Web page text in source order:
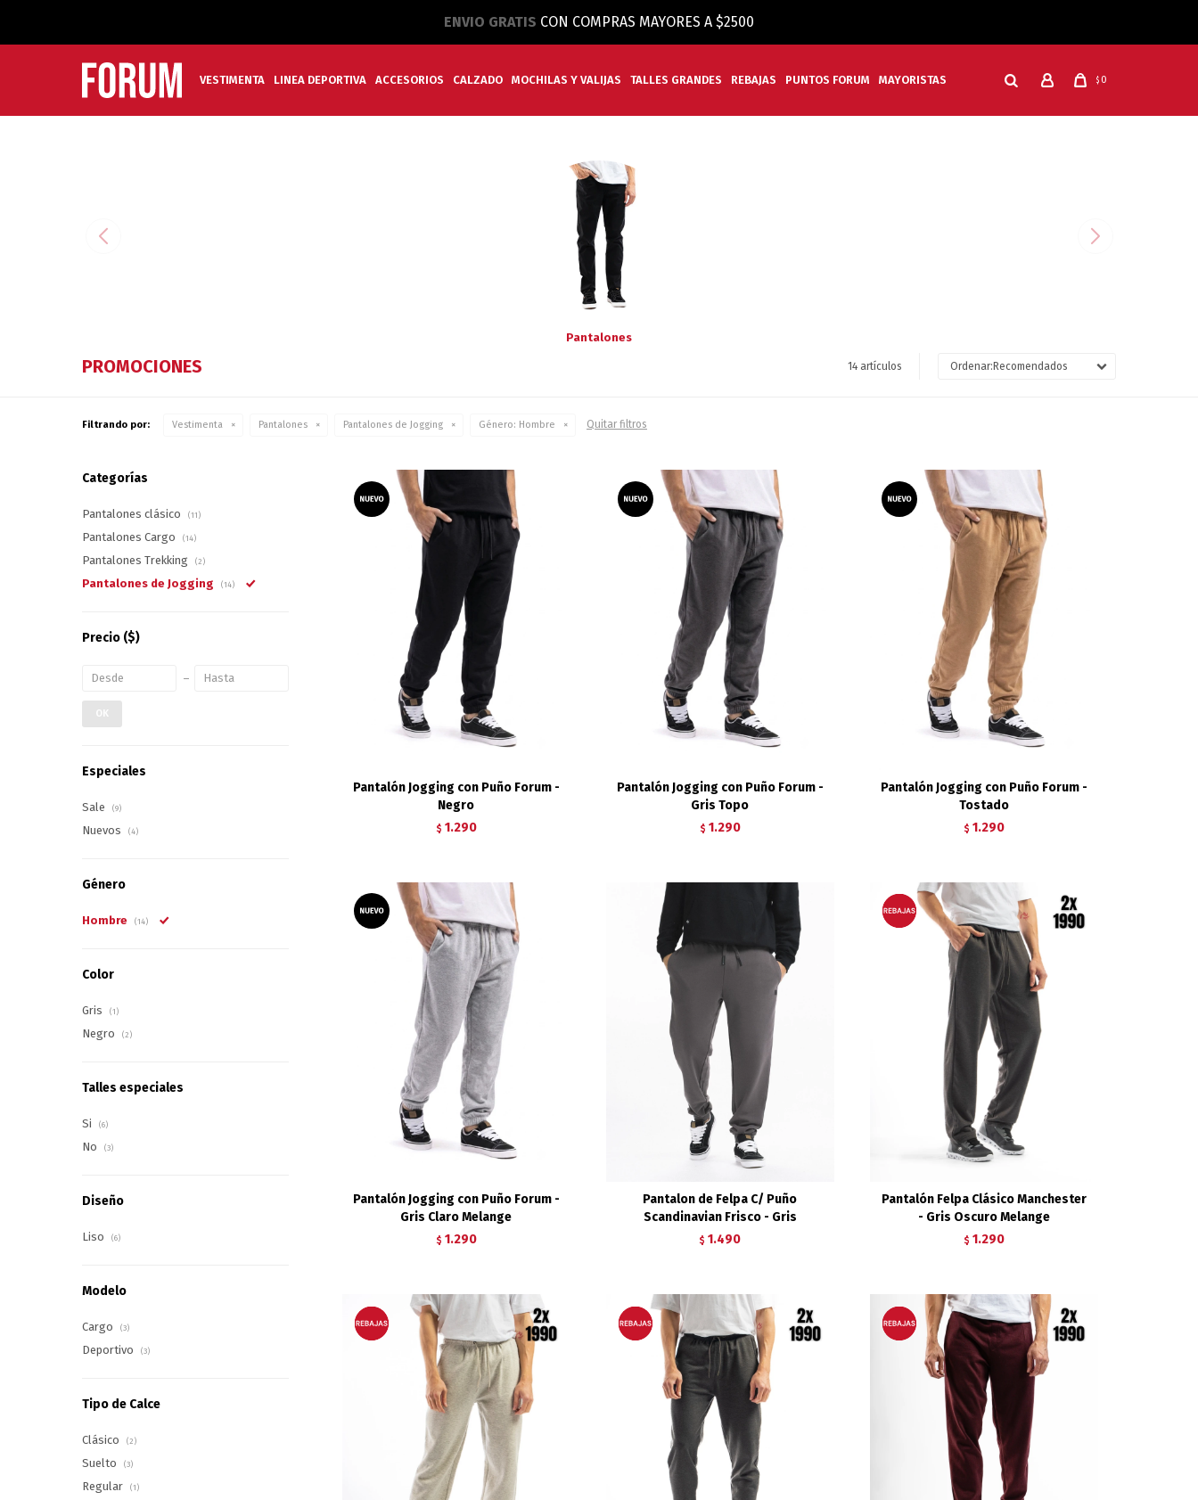
ENVIO GRATIS CON COMPRAS MAYORES A $2500
VESTIMENTA LINEA DEPORTIVA ACCESORIOS CALZADO MOCHILAS Y VALIJAS TALLES GRANDES REBAJAS PUNTOS FORUM MAYORISTAS $ 0
Pantalones
PROMOCIONES 14 artículos Recomendados
Filtrando por: Vestimenta Pantalones Pantalones de Jogging Género: Hombre Quitar filtros
Pantalón Jogging con Puño Forum -
Negro
$ 1.290
Pantalón Jogging con Puño Forum -
Gris Topo
$ 1.290
Pantalón Jogging con Puño Forum -
Tostado
$ 1.290
Pantalón Jogging con Puño Forum -
Gris Claro Melange
$ 1.290
Pantalon de Felpa C/ Puño
Scandinavian Frisco - Gris
$ 1.490
Pantalón Felpa Clásico Manchester
- Gris Oscuro Melange
$ 1.290
Categorías
Pantalones clásico (11)
Pantalones Cargo (14)
Pantalones Trekking (2)
Pantalones de Jogging (14)
Precio ($)
OK
Especiales
Sale (9)
Nuevos (4)
Género
Hombre (14)
Color
Gris (1)
Negro (2)
Talles especiales
Si (6)
No (3)
Diseño
Liso (6)
Modelo
Cargo (3)
Deportivo (3)
Tipo de Calce
Clásico (2)
Suelto (3)
Regular (1)